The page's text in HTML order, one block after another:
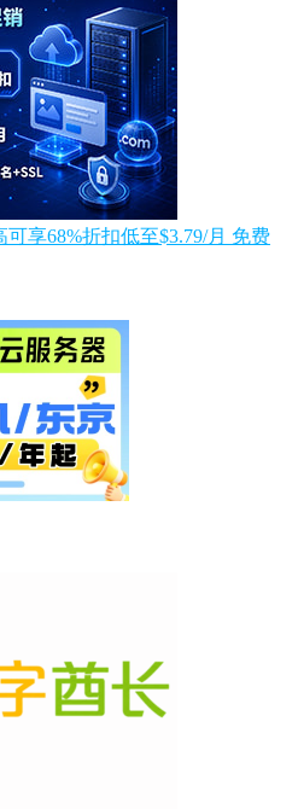
可享68%折扣低至$3.79/月 免费